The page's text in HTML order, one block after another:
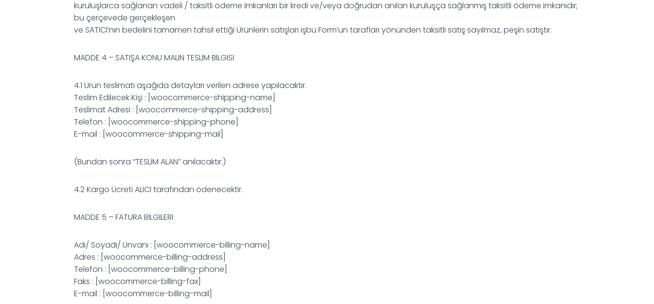
kuruluşlarca sağlanan vadeli / taksitli ödeme imkanları bir kredi ve/veya doğrudan anılan kuruluşça sağlanmış taksitli ödeme imkanıdır;
bu çerçevede gerçekleşen
ve SATICI’nın bedelini tamamen tahsil ettiği Ürünlerin satışları işbu Form’un tarafları yönünden taksitli satış sayılmaz, peşin satıştır.
MADDE 4 – SATIŞA KONU MALIN TESLİM BİLGİSİ
4.1 Ürün teslimatı aşağıda detayları verilen adrese yapılacaktır.
Teslim Edilecek Kişi : [woocommerce-shipping-name]
Teslimat Adresi : [woocommerce-shipping-address]
Telefon : [woocommerce-shipping-phone]
E-mail : [woocommerce-shipping-mail]
(Bundan sonra “TESLİM ALAN” anılacaktır.)
4.2 Kargo Ücreti ALICI tarafından ödenecektir.
MADDE 5 – FATURA BİLGİLERİ
Adı/ Soyadı/ Ünvanı : [woocommerce-billing-name]
Adres : [woocommerce-billing-address]
Telefon : [woocommerce-billing-phone]
Faks : [woocommerce-billing-fax]
E-mail : [woocommerce-billing-mail]